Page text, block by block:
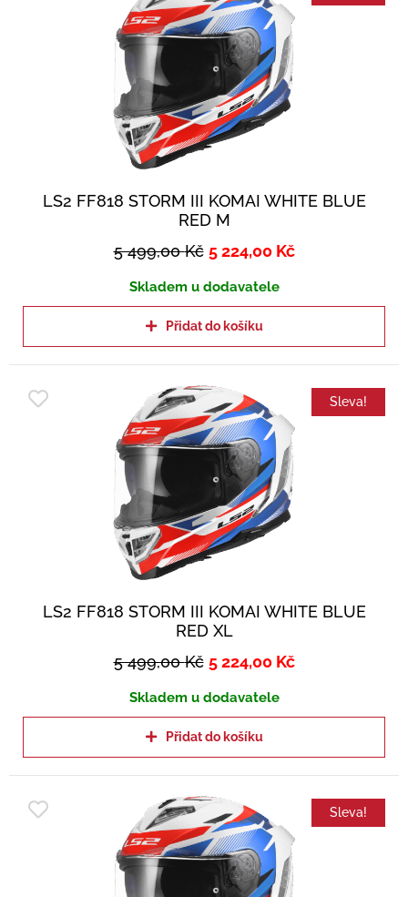
LS2 FF818 STORM III KOMAI WHITE BLUE
RED M
5 499,00Kč 5 224,00 Kč
Skladem u dodavatele
Přidat do košíku
Sleva!
LS2 FF818 STORM III KOMAI WHITE BLUE
RED XL
5 499,00Kč 5 224,00 Kč
Skladem u dodavatele
Přidat do košíku
Sleva!